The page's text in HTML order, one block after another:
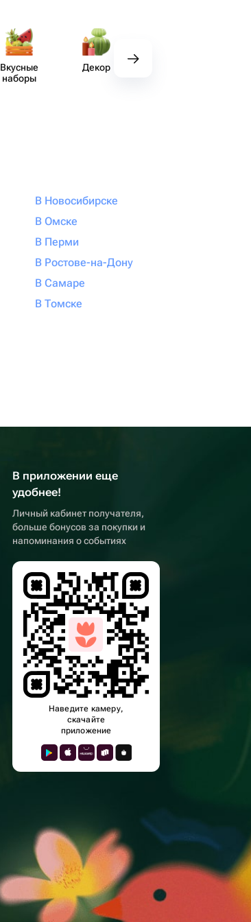
Вкусные
наборы
Декор
В Новосибирске
В Омске
В Перми
В Ростове-на-Дону
В Самаре
В Томске
В приложении еще
удобнее!
Личный кабинет получателя,
больше бонусов за покупки и
напоминания о событиях
Наведите камеру,
скачайте
приложение